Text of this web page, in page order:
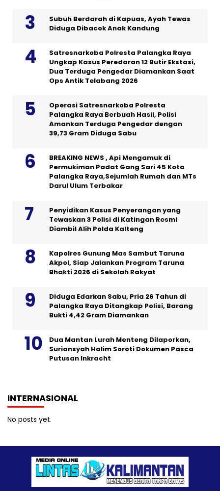
Subuh Berdarah di Kapuas, Ayah Tewas
Diduga Dibacok Anak Kandung
Satresnarkoba Polresta Palangka Raya
Ungkap Kasus Peredaran 12 Butir Ekstasi,
Dua Terduga Pengedar Diamankan Saat
Ops Antik Telabang 2026
Operasi Satresnarkoba Polresta
Palangka Raya Berbuah Hasil, Polisi
Amankan Terduga Pengedar dengan
39,73 Gram Diduga Sabu
BREAKING NEWS , Api Mengamuk di
Permukiman Padat Gang Sari 45 Kota
Palangka Raya,Sejumlah Rumah dan MTs
Darul Ulum Terbakar
Penyidikan Kasus Penyerangan yang
Tewaskan 3 Polisi di Katingan Resmi
Diambil Alih Polda Kalteng
Kapolres Gunung Mas Sambut Taruna
Akpol, Siap Jalankan Program Taruna
Bhakti 2026 di Sekolah Rakyat
Diduga Edarkan Sabu, Pria 26 Tahun di
Palangka Raya Ditangkap Polisi, Barang
Bukti 4,42 Gram Diamankan
Dua Mantan Lurah Menteng Dilaporkan,
Suriansyah Halim Soroti Dokumen Pasca
Putusan Inkracht
INTERNASIONAL
No posts yet.